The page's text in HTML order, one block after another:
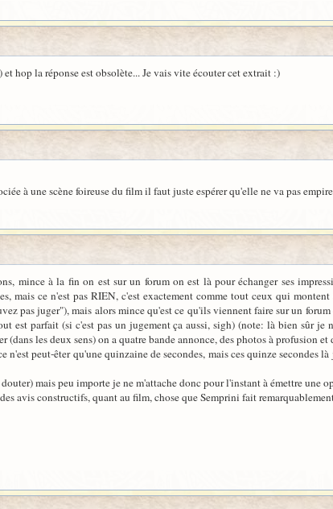
hop la réponse est obsolète... Je vais vite écouter cet extrait :)
à une scène foireuse du film il faut juste espérer qu'elle ne va pas
mince à la fin on est sur un forum on est là pour échanger ses
mais ce n'est pas RIEN, c'est exactement comme tout ceux qui
pas juger"), mais alors mince qu'est ce qu'ils viennent faire sur un
est parfait (si c'est pas un jugement ça aussi, sigh) (note: là bien sûr
les deux sens) on a quatre bande annonce, des photos à profusion et
peut-êter qu'une quinzaine de secondes, mais ces quinze secondes
mais peu importe je ne m'attache donc pour l'instant à émettre une
avis constructifs, quant au film, chose que Semprini fait